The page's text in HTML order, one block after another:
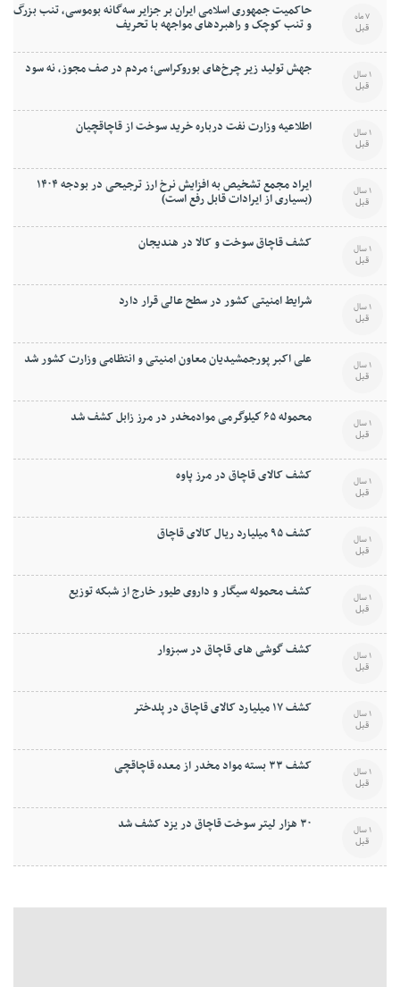
حاکمیت جمهوری اسلامی ایران بر جزایر سه‌گانه بوموسی، تنب بزرگ
و‌ تنب کوچک و راهبردهای مواجهه با تحریف 7 ماه
قبل
جهش تولید زیر چرخ‌های بوروکراسی؛ مردم در صف مجوز، نه سود 1 سال
قبل
اطلاعیه وزارت نفت درباره خرید سوخت از قاچاقچیان 1 سال
قبل
ایراد مجمع تشخیص به افزایش نرخ ارز ترجیحی در بودجه ۱۴۰۴
(بسیاری از ایرادات قابل رفع است) 1 سال
قبل
کشف قاچاق سوخت و کالا در هندیجان 1 سال
قبل
شرایط امنیتی کشور در سطح عالی قرار دارد 1 سال
قبل
علی اکبر پورجمشیدیان معاون امنیتی و انتظامی وزارت کشور شد 1 سال
قبل
محموله ۶۵ كيلوگرمی موادمخدر در مرز زابل کشف شد 1 سال
قبل
کشف کالای قاچاق در مرز پاوه 1 سال
قبل
کشف ۹۵ ميليارد ريال کالای قاچاق 1 سال
قبل
کشف محموله سيگار و داروی طيور خارج از شبکه توزيع 1 سال
قبل
کشف گوشی های قاچاق در سبزوار 1 سال
قبل
کشف ۱۷ ميليارد کالای قاچاق در پلدختر 1 سال
قبل
کشف ۳۳ بسته مواد مخدر از معده قاچاقچی 1 سال
قبل
۳۰ هزار ليتر سوخت قاچاق در يزد کشف شد 1 سال
قبل